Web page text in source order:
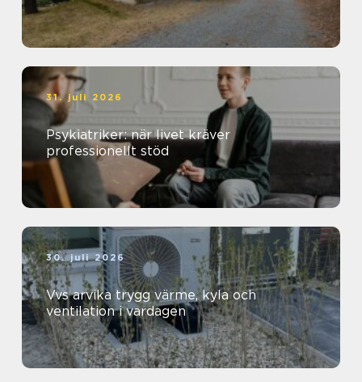
31. juli 2026
Psykiatriker: när livet kräver
professionellt stöd
30. juli 2026
Vvs arvika trygg värme, kyla och
ventilation i vardagen